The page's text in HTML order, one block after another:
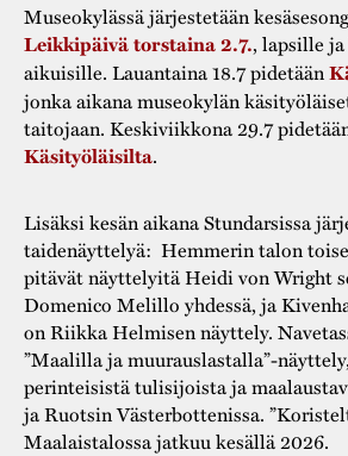
Museokylässä järjestetään
Leikkipäivä torstaina 2.7., lapsille
aikuisille. Lauantaina 18.7 pidetään
jonka aikana museokylän
taitojaan. Keskiviikkona 29.7
Käsityöläisilta.
Lisäksi kesän aikana Stundarsissa
taidenäyttelyä: Hemmerin talon
pitävät näyttelyitä Heidi von Wright
Domenico Melillo yhdessä, ja
on Riikka Helmisen näyttely.
”Maalilla ja muurauslastalla”-
perinteisistä tulisijoista ja
ja Ruotsin Västerbottenissa.
Maalaistalossa jatkuu kesällä 2026.